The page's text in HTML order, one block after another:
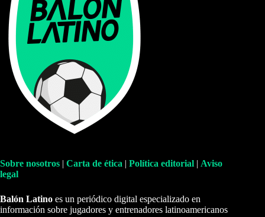
Sobre nosotros | Carta de ética | Política editorial | Aviso
legal
Balón Latino es un periódico digital especializado en
información sobre jugadores y entrenadores latinoamericanos